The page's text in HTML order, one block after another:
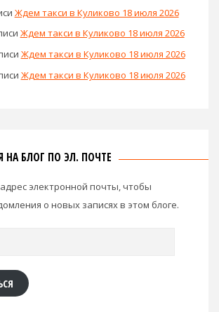
Ждем такси в Куликово 18 июля 2026
Ждем такси в Куликово 18 июля 2026
Ждем такси в Куликово 18 июля 2026
Ждем такси в Куликово 18 июля 2026
НА БЛОГ ПО ЭЛ. ПОЧТЕ
электронной почты, чтобы
о новых записях в этом блоге.